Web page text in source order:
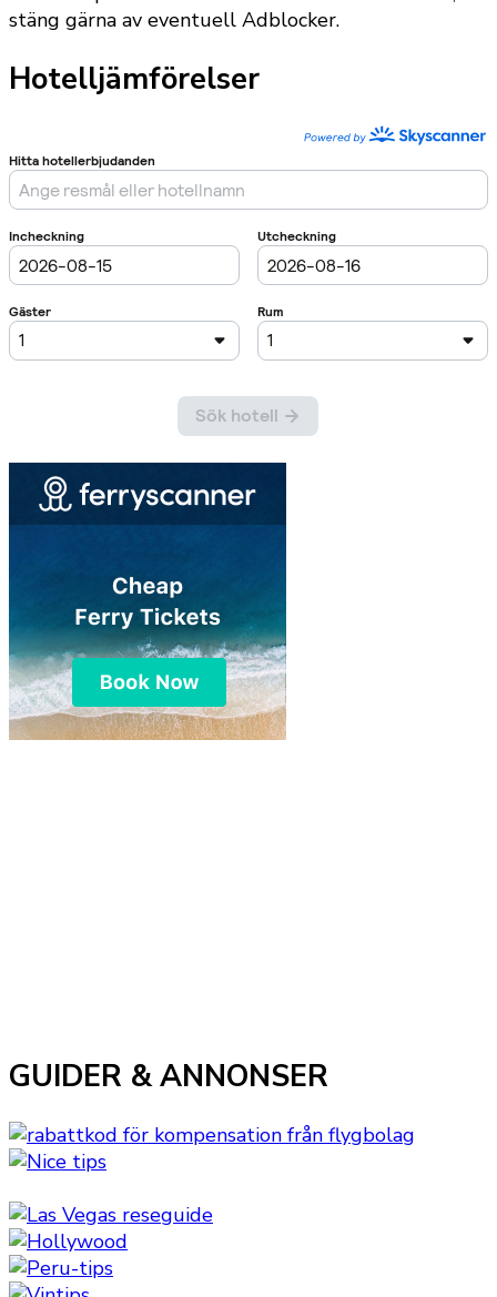
stäng gärna av eventuell Adblocker.
Hotelljämförelser
GUIDER & ANNONSER